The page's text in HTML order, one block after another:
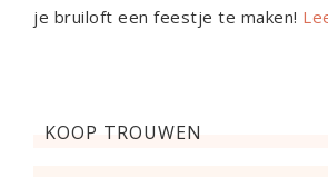
je bruiloft een feestje te maken!
KOOP TROUWEN